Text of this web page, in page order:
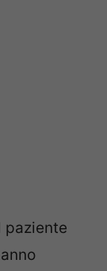
paziente